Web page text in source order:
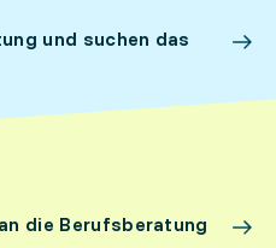
und suchen das
die Berufsberatung